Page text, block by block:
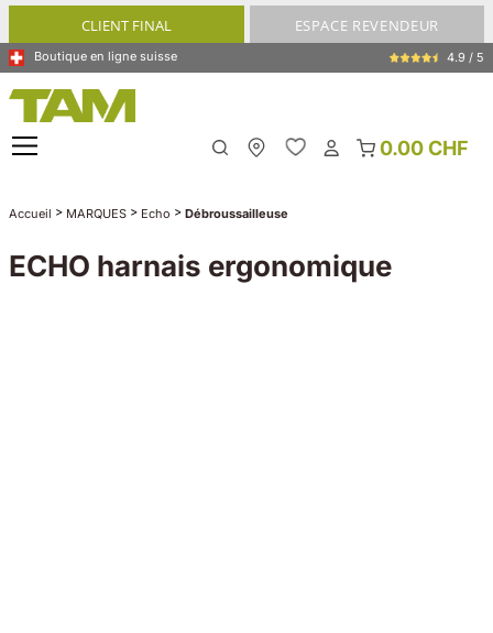
principalCLIENT FINAL ESPACE REVENDEUR
Boutique en ligne suisse 4.9 / 5
0.00 CHF
Accueil > MARQUES > Echo > Débroussailleuse
ECHO harnais ergonomique